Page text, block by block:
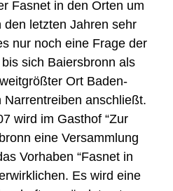
Fasnet in den Orten um
den letzten Jahren sehr
nur noch eine Frage der
sich Baiersbronn als
Ort Baden-
Narrentreiben anschließt.
wird im Gasthof “Zur
eine Versammlung
Vorhaben “Fasnet in
Es wird eine